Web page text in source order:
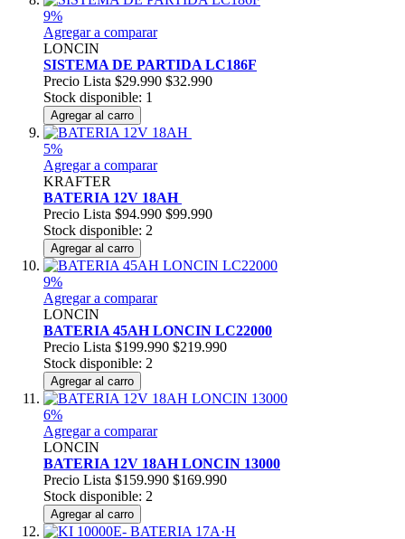
9%
Agregar a comparar
LONCIN
SISTEMA DE PARTIDA LC186F
Precio Lista $29.990 $32.990
Stock disponible: 1
Agregar al carro
5%
Agregar a comparar
KRAFTER
BATERIA 12V 18AH
Precio Lista $94.990 $99.990
Stock disponible: 2
Agregar al carro
9%
Agregar a comparar
LONCIN
BATERIA 45AH LONCIN LC22000
Precio Lista $199.990 $219.990
Stock disponible: 2
Agregar al carro
6%
Agregar a comparar
LONCIN
BATERIA 12V 18AH LONCIN 13000
Precio Lista $159.990 $169.990
Stock disponible: 2
Agregar al carro